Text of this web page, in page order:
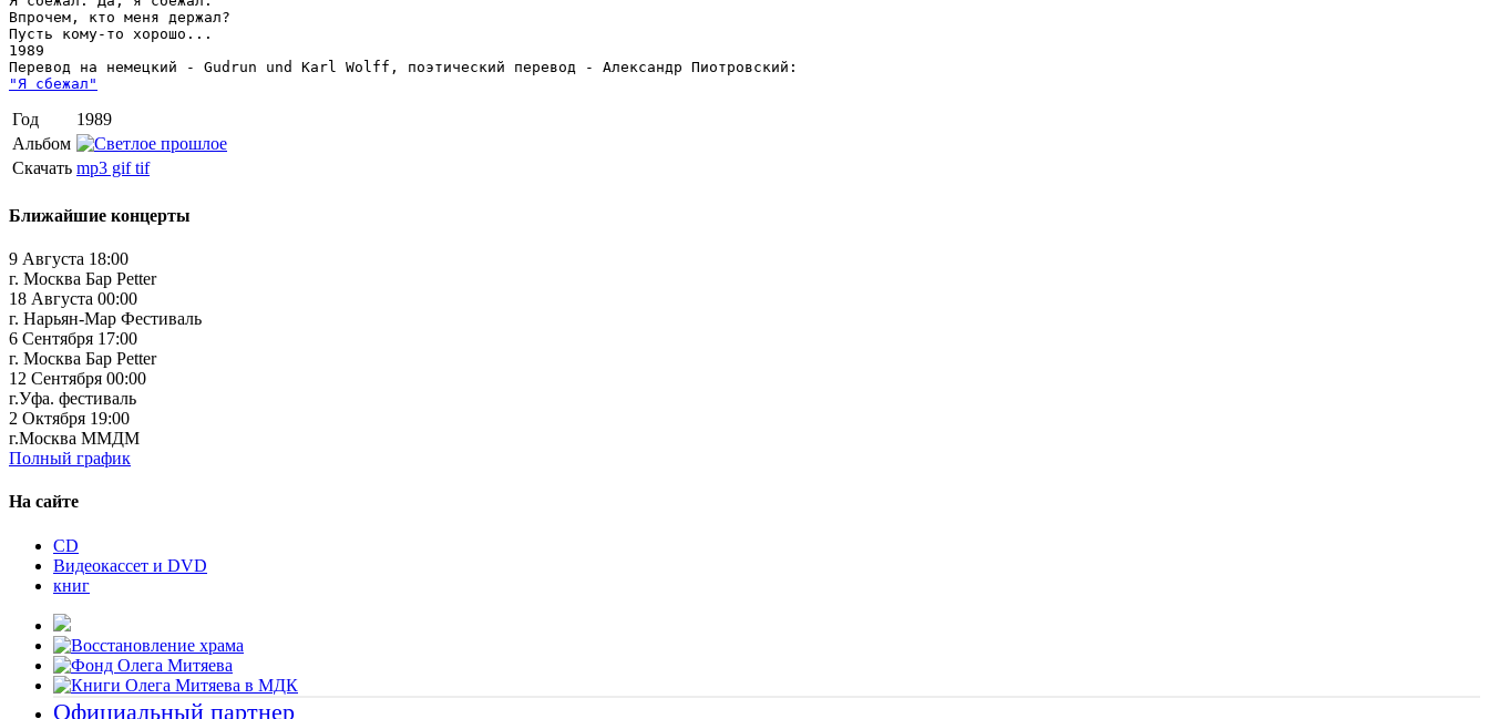
Впрочем, кто меня держал?
Пусть кому-то хорошо...
1989
"Я сбежал"
Год
1989
Альбом
Скачать mp3 giftif
Ближайшие концерты
9 Августа 18:00
г. Москва Бар Petter
18 Августа 00:00
г. Нарьян-Мар Фестиваль
6 Сентября 17:00
г. Москва Бар Petter
12 Сентября 00:00
г.Уфа. фестиваль
2 Октября 19:00
г.Москва ММДМ
Полный график
На сайте
CD
Видеокассет и DVD
книг
Официальный партнер